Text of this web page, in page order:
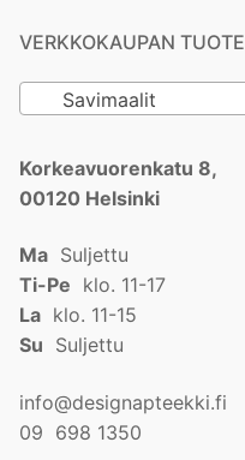
VERKKOKAUPAN
Savimaalit
Korkeavuorenkatu 8,
00120 Helsinki
Ma Suljettu
Ti-Pe klo. 11-17
La klo. 11-15
Su Suljettu
info@designapteekki.fi
09 698 1350